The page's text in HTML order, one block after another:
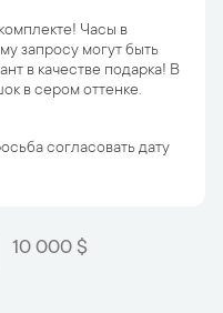
Часы в
запросу могут быть
в качестве подарка! В
в сером оттенке.
согласовать дату
10 000 $